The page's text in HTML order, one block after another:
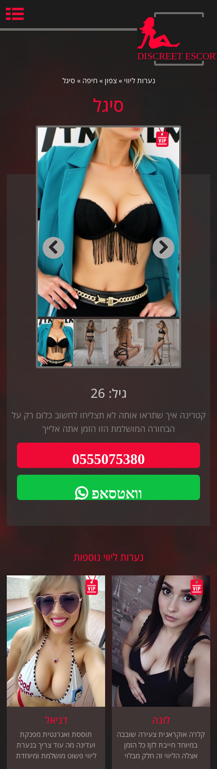
DISCREET
נערות ליווי »צפון »חיפה »סיגל
סיגל
Previous Next
גיל: 26
קטרינה איך שתראו אותה לא תצליחו לחשוב כלום רק על
הבחורה המושלמת הזו הזמן אתה אלייך
0555075380
וואטסאפ
נערות ליווי נוספות
לונה
קלרה אוקראנית צעירה שובבה
במיוחד חייבת לזןז כל הזמן
אצלה הליווי זה חלק מבלוי
דניאל
תוססת ואנרגטית מפנקת
ועדינה מה עוד צריך בנערת
ליווי פשוט מושלמת ומיוחדת